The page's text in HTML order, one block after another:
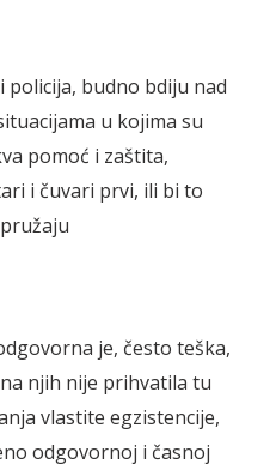
policija, budno bdiju nad
u kojima su
pomoć i zaštita,
i čuvari prvi, ili bi to
je, često teška,
njih nije prihvatila tu
vlastite egzistencije,
odgovornoj i časnoj